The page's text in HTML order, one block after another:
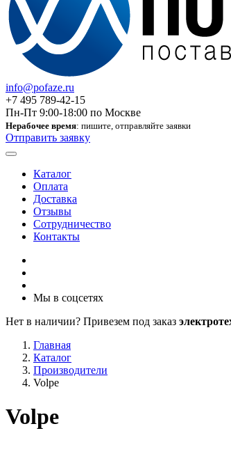
info@pofaze.ru
+7 495 789-42-15
Пн-Пт 9:00-18:00 по Москве
Нерабочее время: пишите, отправляйте заявки
Отправить заявку
Каталог
Оплата
Доставка
Отзывы
Сотрудничество
Контакты
Мы в соцсетях
Нет в наличии? Привезем под заказ
Главная
Каталог
Производители
Volpe
Volpe